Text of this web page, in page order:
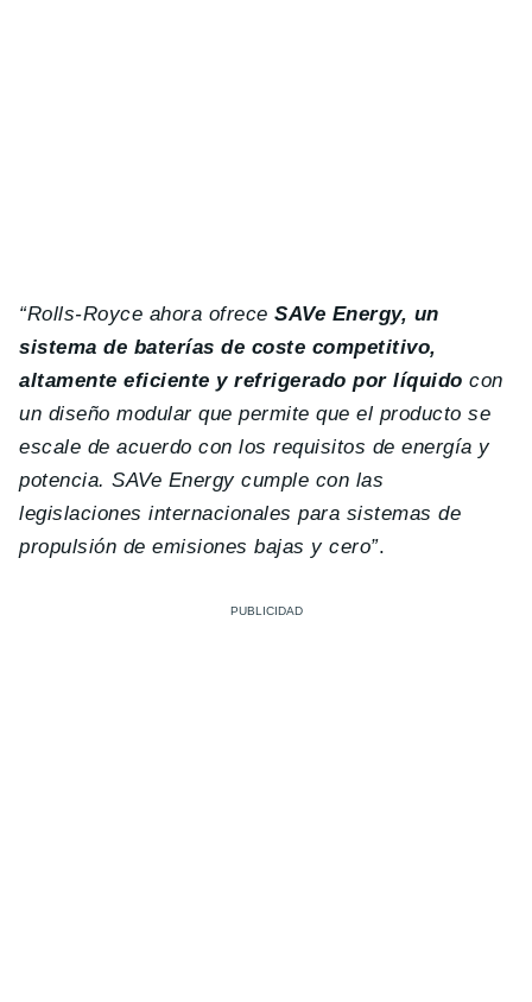
“Rolls-Royce ahora ofreceSAVe Energy, un
sistema de baterías de coste competitivo,
altamente eficiente y refrigerado por líquido con
un diseño modular que permite que el producto se
escale de acuerdo con los requisitos de energía y
potencia. SAVe Energy cumple con las
legislaciones internacionales para sistemas de
propulsión de emisiones bajas y cero”.